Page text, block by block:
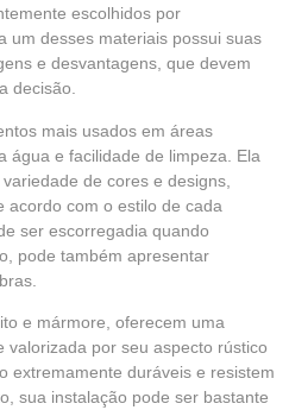
escolhidos por
um desses materiais possui suas
e desvantagens, que devem
decisão.
mais usados em áreas
água e facilidade de limpeza. Ela
de cores e designs,
acordo com o estilo de cada
ser escorregadia quando
pode também apresentar
e mármore, oferecem uma
valorizada por seu aspecto rústico
extremamente duráveis e resistem
sua instalação pode ser bastante